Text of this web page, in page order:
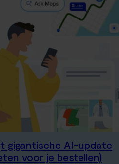
gigantische AI-update
voor je bestellen)